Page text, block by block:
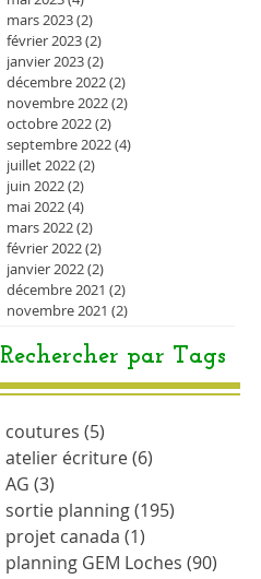
mars 2023(2)
février 2023(2)
janvier 2023(2)
décembre 2022(2)
novembre 2022(2)
octobre 2022(2)
septembre 2022(4)
juillet 2022(2)
juin 2022(2)
mai 2022(4)
mars 2022(2)
février 2022(2)
janvier 2022(2)
décembre 2021 (2)
novembre 2021 (2)
Rechercher par Tags
coutures (5)
atelier écriture(6)
AG (3)
sortie planning(195)
projet canada (1)
planning GEM Loches (90)